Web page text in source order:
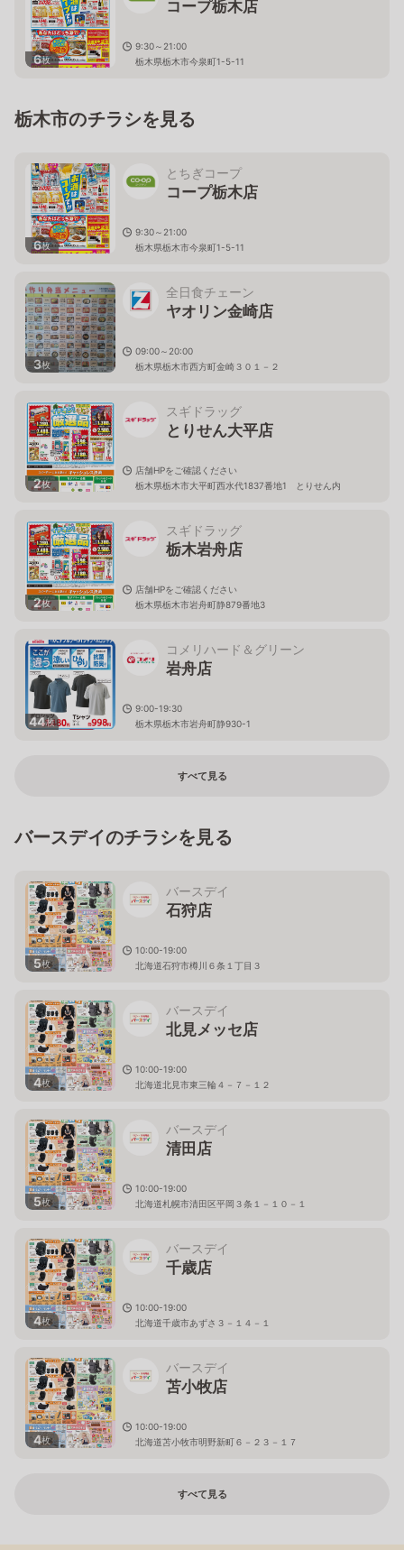
6枚
コープ栃木店
9:30～21:00
栃木県栃木市今泉町1-5-11
栃木市のチラシを見る
6枚
とちぎコープ
コープ栃木店
9:30～21:00
栃木県栃木市今泉町1-5-11
3枚
全日食チェーン
ヤオリン金崎店
09:00～20:00
栃木県栃木市西方町金崎３０１－２
2枚
スギドラッグ
とりせん大平店
店舗HPをご確認ください
栃木県栃木市大平町西水代1837番地1 とりせん内
2枚
スギドラッグ
栃木岩舟店
店舗HPをご確認ください
栃木県栃木市岩舟町静879番地3
44枚
コメリハード＆グリーン
岩舟店
9:00-19:30
栃木県栃木市岩舟町静930-1
すべて見る
バースデイのチラシを見る
5枚
バースデイ
石狩店
10:00-19:00
北海道石狩市樽川６条１丁目３
4枚
バースデイ
北見メッセ店
10:00-19:00
北海道北見市東三輪４－７－１２
5枚
バースデイ
清田店
10:00-19:00
北海道札幌市清田区平岡３条１－１０－１
4枚
バースデイ
千歳店
10:00-19:00
北海道千歳市あずさ３－１４－１
4枚
バースデイ
苫小牧店
10:00-19:00
北海道苫小牧市明野新町６－２３－１７
すべて見る